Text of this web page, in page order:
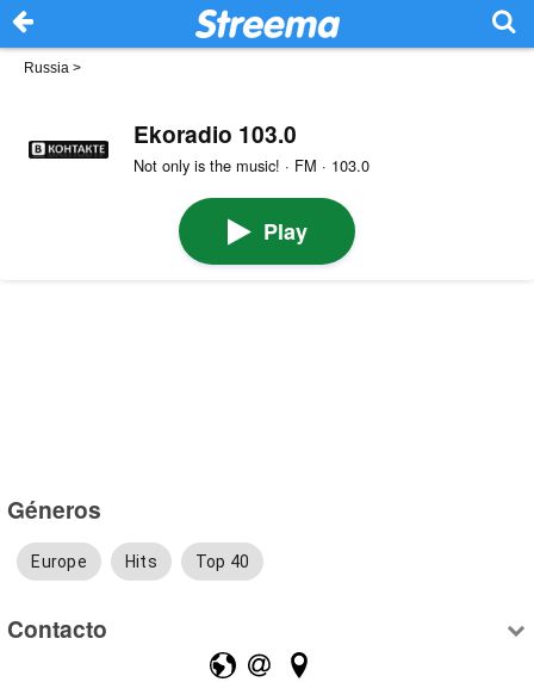
Russia >
Ekoradio 103.0
Not only is the music! · FM · 103.0
Play
Géneros
Europe Hits Top 40
Contacto